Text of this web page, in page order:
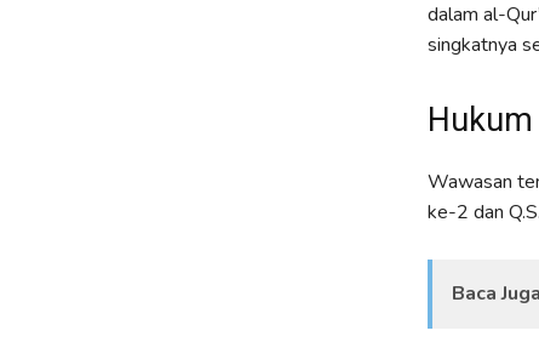
dalam al-
singkatnya
Wawasan
ke-2 dan
Baca